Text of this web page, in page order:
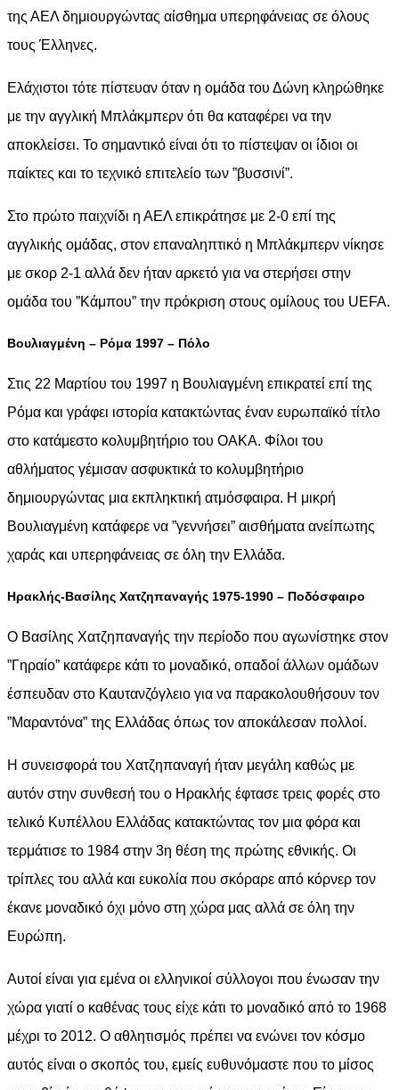
της ΑΕΛ δημιουργώντας αίσθημα υπερηφάνειας σε όλους
τους Έλληνες.
Ελάχιστοι τότε πίστευαν όταν η ομάδα του Δώνη κληρώθηκε
με την αγγλική Μπλάκμπερν ότι θα καταφέρει να την
αποκλείσει. Το σημαντικό είναι ότι το πίστεψαν οι ίδιοι οι
παίκτες και το τεχνικό επιτελείο των ”βυσσινί”.
Στο πρώτο παιχνίδι η ΑΕΛ επικράτησε με 2-0 επί της
αγγλικής ομάδας, στον επαναληπτικό η Μπλάκμπερν νίκησε
με σκορ 2-1 αλλά δεν ήταν αρκετό για να στερήσει στην
ομάδα του ”Κάμπου” την πρόκριση στους ομίλους του UEFA.
Βουλιαγμένη – Ρόμα 1997 – Πόλο
Στις 22 Μαρτίου του 1997 η Βουλιαγμένη επικρατεί επί της
Ρόμα και γράφει ιστορία κατακτώντας έναν ευρωπαϊκό τίτλο
στο κατάμεστο κολυμβητήριο του ΟΑΚΑ. Φίλοι του
αθλήματος γέμισαν ασφυκτικά το κολυμβητήριο
δημιουργώντας μια εκπληκτική ατμόσφαιρα. Η μικρή
Βουλιαγμένη κατάφερε να ”γεννήσει” αισθήματα ανείπωτης
χαράς και υπερηφάνειας σε όλη την Ελλάδα.
Ηρακλής-Βασίλης Χατζηπαναγής 1975-1990 – Ποδόσφαιρο
Ο Βασίλης Χατζηπαναγής την περίοδο που αγωνίστηκε στον
”Γηραίο” κατάφερε κάτι το μοναδικό, οπαδοί άλλων ομάδων
έσπευδαν στο Καυτανζόγλειο για να παρακολουθήσουν τον
”Μαραντόνα” της Ελλάδας όπως τον αποκάλεσαν πολλοί.
Η συνεισφορά του Χατζηπαναγή ήταν μεγάλη καθώς με
αυτόν στην συνθεσή του ο Ηρακλής έφτασε τρεις φορές στο
τελικό Κυπέλλου Ελλάδας κατακτώντας τον μια φόρα και
τερμάτισε το 1984 στην 3η θέση της πρώτης εθνικής. Οι
τρίπλες του αλλά και ευκολία που σκόραρε από κόρνερ τον
έκανε μοναδικό όχι μόνο στη χώρα μας αλλά σε όλη την
Ευρώπη.
Αυτοί είναι για εμένα οι ελληνικοί σύλλογοι που ένωσαν την
χώρα γιατί ο καθένας τους είχε κάτι το μοναδικό από το 1968
μέχρι το 2012. Ο αθλητισμός πρέπει να ενώνει τον κόσμο
αυτός είναι ο σκοπός του, εμείς ευθυνόμαστε που το μίσος